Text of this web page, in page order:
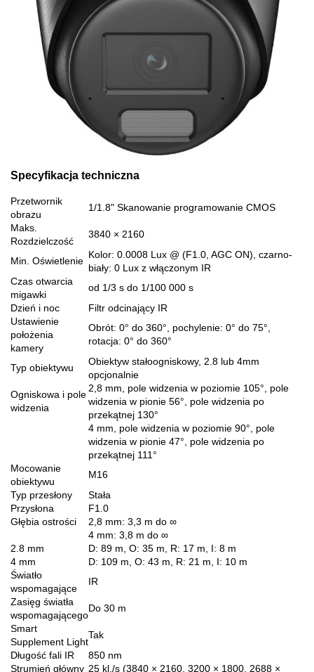
Specyfikacja techniczna
Przetwornik
obrazu
1/1.8" Skanowanie programowanie CMOS
Maks.
Rozdzielczość
3840 × 2160
Min. Oświetlenie
Kolor: 0.0008 Lux @ (F1.0, AGC ON), czarno-
biały: 0 Lux z włączonym IR
Czas otwarcia
migawki
od 1/3 s do 1/100 000 s
Dzień i noc
Filtr odcinający IR
Ustawienie
położenia
kamery
Obrót: 0° do 360°, pochylenie: 0° do 75°,
rotacja: 0° do 360°
Typ obiektywu
Obiektyw stałoogniskowy, 2.8 lub 4mm
opcjonalnie
Ogniskowa i pole
widzenia
2,8 mm, pole widzenia w poziomie 105°, pole
widzenia w pionie 56°, pole widzenia po
przekątnej 130°
4 mm, pole widzenia w poziomie 90°, pole
widzenia w pionie 47°, pole widzenia po
przekątnej 111°
Mocowanie
obiektywu
M16
Typ przesłony
Stała
Przysłona
F1.0
Głębia ostrości
2,8 mm: 3,3 m do ∞
4 mm: 3,8 m do ∞
2.8 mm
D: 89 m, O: 35 m, R: 17 m, I: 8 m
4 mm
D: 109 m, O: 43 m, R: 21 m, I: 10 m
Światło
wspomagające
IR
Zasięg światła
wspomagającego
Do 30 m
Smart
Supplement Light
Tak
Długość fali IR
850 nm
Strumień główny 25 kl./s (3840 × 2160, 3200 × 1800, 2688 ×